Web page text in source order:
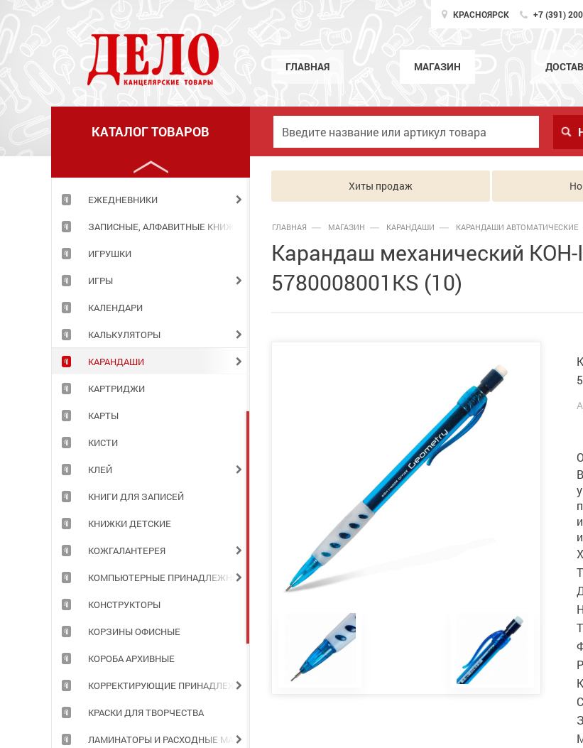
КРАСНОЯРСК +7 (391)
ГЛАВНАЯ МАГАЗИН
КАТАЛОГ ТОВАРОВ
ГРИФЕЛИ
ГУАШЬ
ДЫРОКОЛЫ
ЕЖЕДНЕВНИКИ
ЗАПИСНЫЕ, АЛФАВИТНЫЕ КНИЖКИ
ИГРУШКИ
ИГРЫ
КАЛЕНДАРИ
КАЛЬКУЛЯТОРЫ
КАРАНДАШИ
КАРТРИДЖИ
КАРТЫ
КИСТИ
КЛЕЙ
КНИГИ ДЛЯ ЗАПИСЕЙ
КНИЖКИ ДЕТСКИЕ
КОЖГАЛАНТЕРЕЯ
КОМПЬЮТЕРНЫЕ ПРИНАДЛЕЖНОСТИ
КОНСТРУКТОРЫ
КОРЗИНЫ ОФИСНЫЕ
КОРОБА АРХИВНЫЕ
КОРРЕКТИРУЮЩИЕ ПРИНАДЛЕЖНОСТИ
КРАСКИ ДЛЯ ТВОРЧЕСТВА
ЛАМИНАТОРЫ И РАСХОДНЫЕ МАТЕРИАЛЫ
Хиты продаж
ГЛАВНАЯ МАГАЗИН КАРАНДАШИ КАРАНДАШИ АВТОМАТИЧЕСКИЕ
Карандаш механический
5780008001KS (10)